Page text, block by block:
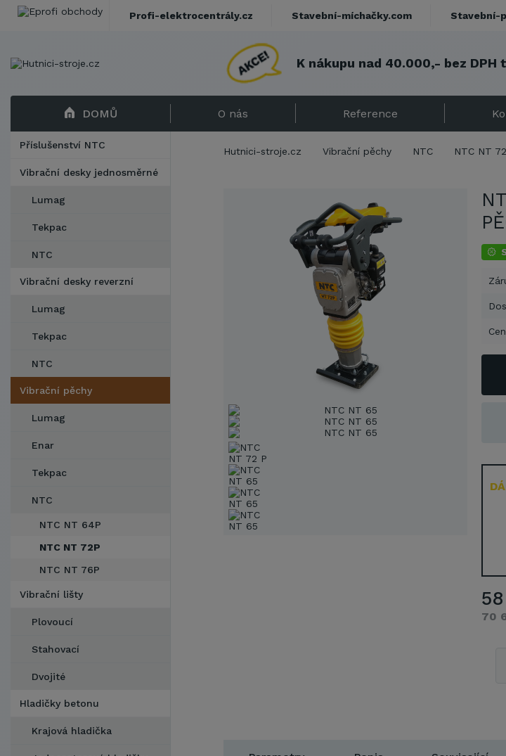
K nákupu nad 40.000,- bez
DOMŮ O nás Reference
Příslušenství NTC
Vibrační desky jednosměrné
Lumag
Tekpac
NTC
Vibrační desky reverzní
Lumag
Tekpac
NTC
Vibrační pěchy
Lumag
Enar
Tekpac
NTC
NTC NT 64P
NTC NT 72P
NTC NT 76P
Vibrační lišty
Plovoucí
Stahovací
Dvojité
Hladičky betonu
Krajová hladička
Hutnici-stroje.cz Vibrační pěchy NTC NTC NT
70
Profi-elektrocentrály.cz Stavební-míchačky.com Stavební-